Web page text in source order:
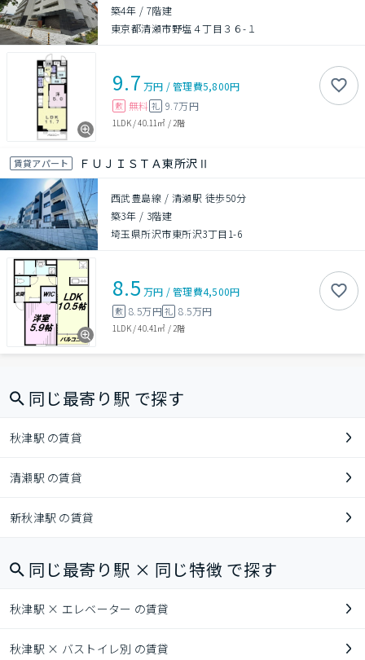
築4年 / 7階建
東京都清瀬市野塩４丁目３６-１
9.7 万円 /管理費5,800円
敷 無料 礼 9.7万円
1LDK/40.11㎡ / 2階
賃貸アパート ＦＵＪＩＳＴＡ東所沢Ⅱ
西武豊島線 / 清瀬駅 徒歩50分
築3年 / 3階建
埼玉県所沢市東所沢3丁目1-6
8.5 万円 /管理費4,500円
敷 8.5万円礼 8.5万円
1LDK/40.41㎡ / 2階
同じ最寄り駅 で探す
秋津駅 の賃貸
清瀬駅 の賃貸
新秋津駅 の賃貸
同じ最寄り駅 × 同じ特徴 で探す
秋津駅 × エレベーター の賃貸
秋津駅 × バストイレ別 の賃貸